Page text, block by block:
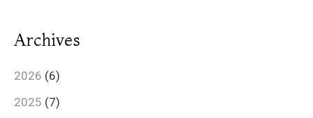
Archives
2026 (6)
2025 (7)